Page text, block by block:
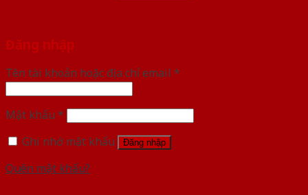
Đăng nhập
Tên tài khoản hoặc địa chỉ email *
Mật khẩu *
Ghi nhớ mật khẩu
Đăng nhập
Quên mật khẩu?